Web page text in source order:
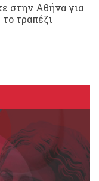
στην Αθήνα για
τραπέζι